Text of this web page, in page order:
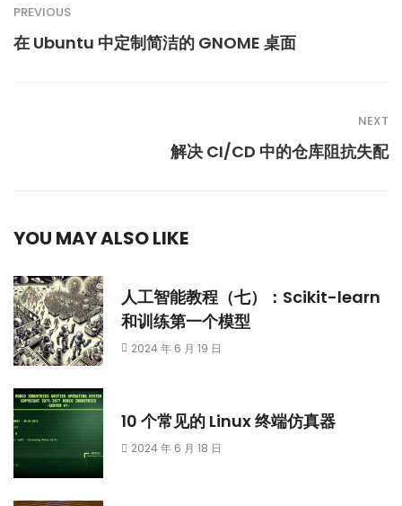
PREVIOUS
在 Ubuntu 中定制简洁的 GNOME 桌面
NEXT
解决 CI/CD 中的仓库阻抗失配
YOU MAY ALSO LIKE
人工智能教程（七）：Scikit-learn
和训练第一个模型
2024 年 6 月 19 日
10 个常见的 Linux 终端仿真器
2024 年 6 月 18 日